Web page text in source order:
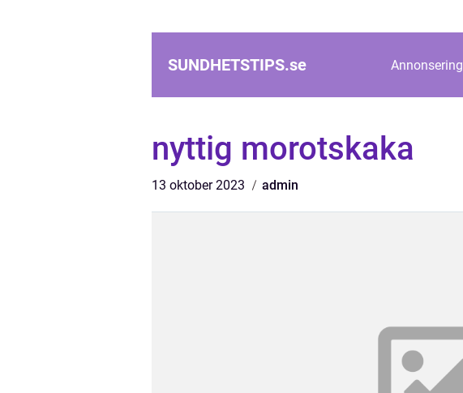
SUNDHETSTIPS.se Annonsering
nyttig morotskaka
13 oktober 2023 admin